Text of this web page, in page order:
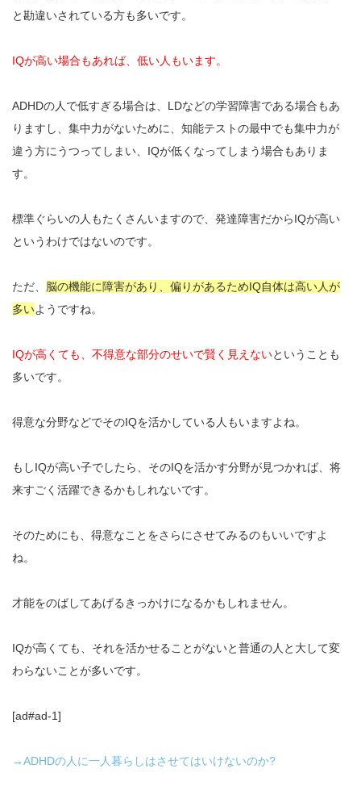
と勘違いされている方も多いです。
IQが高い場合もあれば、低い人もいます。
ADHDの人で低すぎる場合は、LDなどの学習障害である場合もあ
りますし、集中力がないために、知能テストの最中でも集中力が
違う方にうつってしまい、IQが低くなってしまう場合もありま
す。
標準ぐらいの人もたくさんいますので、発達障害だからIQが高い
というわけではないのです。
ただ、
脳の機能に障害があり、偏りがあるためIQ自体は高い人が
多いようですね。
IQが高くても、不得意な部分のせいで賢く見えないということも
多いです。
得意な分野などでそのIQを活かしている人もいますよね。
もしIQが高い子でしたら、そのIQを活かす分野が見つかれば、将
来すごく活躍できるかもしれないです。
そのためにも、得意なことをさらにさせてみるのもいいですよ
ね。
才能をのばしてあげるきっかけになるかもしれません。
IQが高くても、それを活かせることがないと普通の人と大して変
わらないことが多いです。
[ad#ad-1]
→ADHDの人に一人暮らしはさせてはいけないのか?